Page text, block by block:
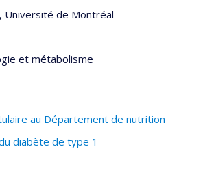
Université de Montréal
et métabolisme
au Département de nutrition
diabète de type 1